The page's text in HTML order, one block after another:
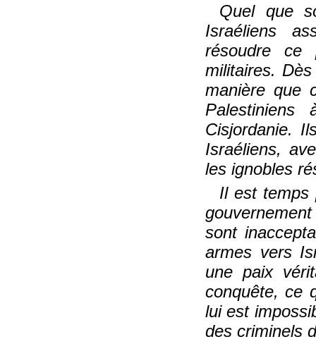
Quel que
Israéliens
résoudre ce
militaires.
manière que
Cisjordanie.
Israéliens,
les ignobles
Il est temps
sont
armes vers
une paix
conquête, ce
lui est
des criminels